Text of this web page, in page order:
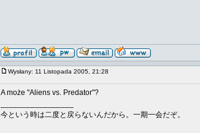
Wysłany: 11 Listopada 2005, 21:28
A może "Aliens vs. Predator"?
今という時は二度と戻らないんだから。一期一会だぞ。